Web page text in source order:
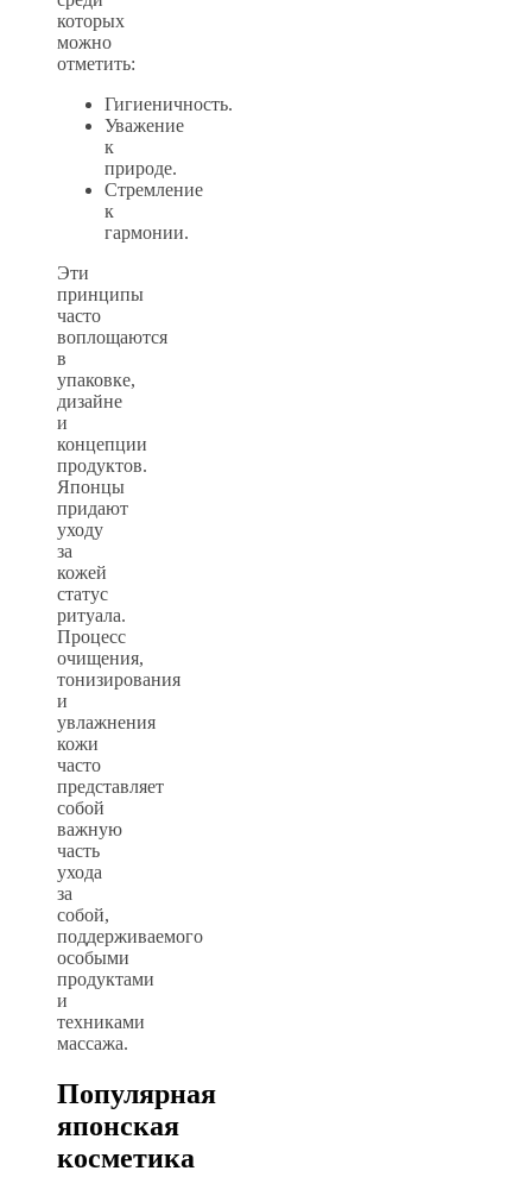
которых
можно
отметить:
Гигиеничность.
Уважение
к
природе.
Стремление
к
гармонии.
Эти
принципы
часто
воплощаются
в
упаковке,
дизайне
и
концепции
продуктов.
Японцы
придают
уходу
за
кожей
статус
ритуала.
Процесс
очищения,
тонизирования
и
увлажнения
кожи
часто
представляет
собой
важную
часть
ухода
за
собой,
поддерживаемого
особыми
продуктами
и
техниками
массажа.
Популярная
японская
косметика